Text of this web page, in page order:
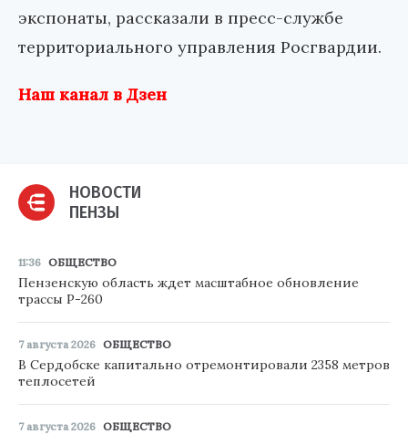
экспонаты, рассказали в пресс-службе
территориального управления Росгвардии.
Наш канал в Дзен
НОВОСТИ
ПЕНЗЫ
11:36 ОБЩЕСТВО
Пензенскую область ждет масштабное обновление
трассы Р-260
7 августа 2026 ОБЩЕСТВО
В Сердобске капитально отремонтировали 2358 метров
теплосетей
7 августа 2026 ОБЩЕСТВО